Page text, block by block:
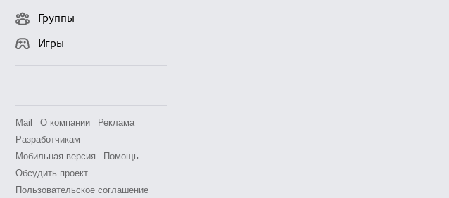
Группы
Игры
Mail О компании
Реклама
Разработчикам
Мобильная версия
Помощь
Обсудить проект
Пользовательское соглашение